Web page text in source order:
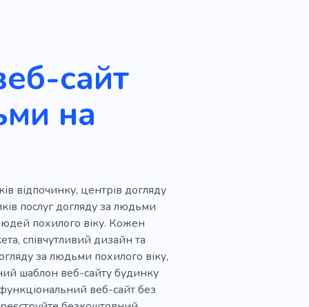
Порятунок людей
сайт
на
відпочинку, центрів догляду
послуг догляду за людьми
похилого віку. Кожен
співчутливий дизайн та
за людьми похилого віку,
шаблон веб-сайту будинку
веб-сайт без